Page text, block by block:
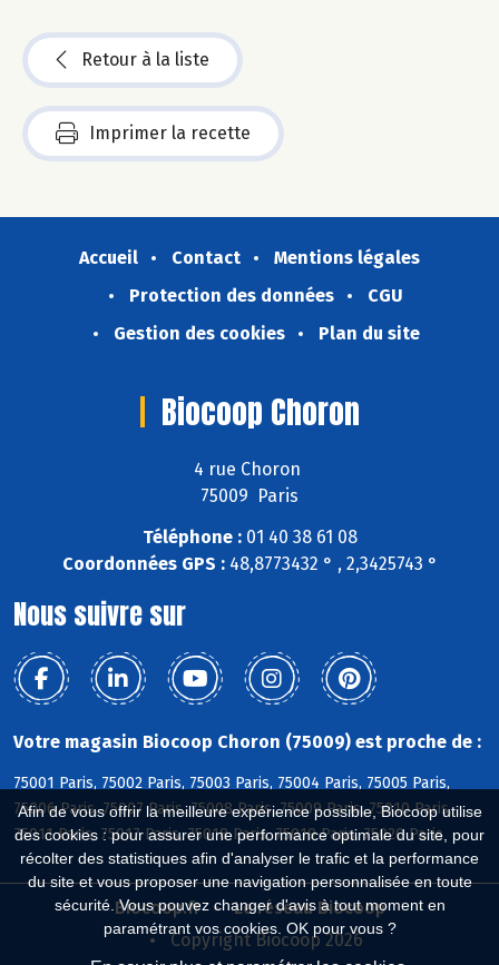
Afin de vous offrir la meilleure expérience possible, Biocoop utilise
des cookies : pour assurer une performance optimale du site, pour
récolter des statistiques afin d'analyser le trafic et la performance
du site et vous proposer une navigation personnalisée en toute
sécurité. Vous pouvez changer d'avis à tout moment en
paramétrant vos cookies. OK pour vous ?
Retour à la liste
Imprimer la recette
Accueil Contact
Mentions légales
Protection des données
CGU
Gestion des cookies
Plan du site
Biocoop Choron
4 rue Choron
75009 Paris
Téléphone :01 40 38 61 08
Coordonnées GPS :48,8773432 ° , 2,3425743 °
Nous suivre sur
Votre magasin Biocoop Choron (75009) est proche de :
75001 Paris, 75002 Paris, 75003 Paris, 75004 Paris, 75005 Paris,
75006 Paris, 75007 Paris, 75008 Paris, 75009 Paris, 75010 Paris,
75011 Paris, 75017 Paris, 75018 Paris, 75019 Paris, 75020 Paris
Biocoop.fr
Le réseau Biocoop
Copyright Biocoop 2026